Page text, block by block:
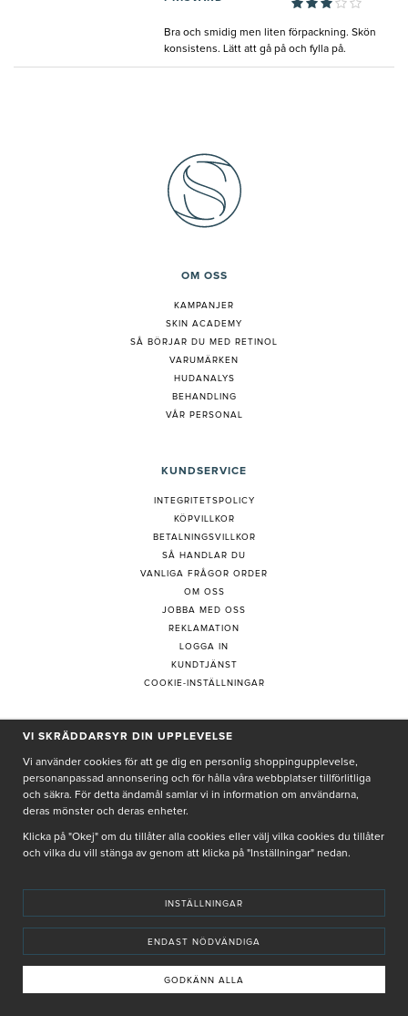
Bra och smidig men liten förpackning. Skön
konsistens. Lätt att gå på och fylla på.
OM OSS
KAMPANJER
SKIN ACADEMY
SÅ BÖRJAR DU MED RETINOL
VARUMÄRKEN
HUDANALYS
BEHANDLING
VÅR PERSONAL
KUNDSERVICE
INTEGRITETSPOLICY
KÖPVILLKOR
BETALNINGSVILLKOR
SÅ HANDLAR DU
VANLIGA FRÅGOR ORDER
OM OSS
JOBBA MED OSS
REKLAMATION
LOGGA IN
KUNDTJÄNST
COOKIE-INSTÄLLNINGAR
PRENUMERERA PÅ NYHETSBREV
Genom att ge min e-post, accepterar jag Seth och Sally integritetspolicy
De uppgifter du matar in kommer endast användas till våra nyhetsbrev.
INNEHÅLLET OCH REKOMMENDATIONERNA PÅ DENNA SIDA ÄR FRAMTAGNA OCH GRANSKADE
AV VÅRA AUKTORISERADE HUDTERAPEUTER.
VI SKRÄDDARSYR DIN UPPLEVELSE
Vi använder cookies för att ge dig en personlig shoppingupplevelse,
personanpassad annonsering och för hålla våra webbplatser tillförlitliga
och säkra. För detta ändamål samlar vi in information om användarna,
deras mönster och deras enheter.
Klicka på "Okej" om du tillåter alla cookies eller välj vilka cookies du tillåter
och vilka du vill stänga av genom att klicka på "Inställningar" nedan.
INSTÄLLNINGAR
ENDAST NÖDVÄNDIGA
GODKÄNN ALLA